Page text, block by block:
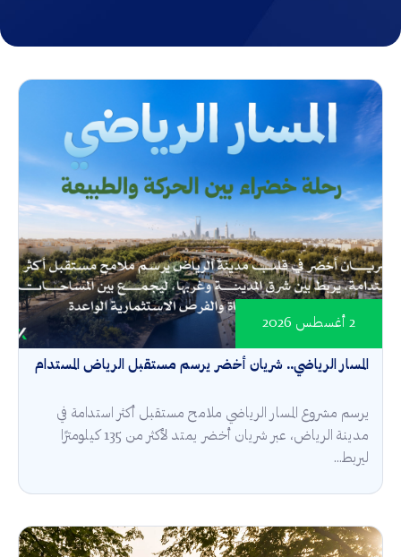
المسار الرياضي.. شريان أخضر يرسم مستقبل الرياض المستدام
2 أغسطس 2026
يرسم مشروع المسار الرياضي ملامح مستقبل أكثر استدامة في
مدينة الرياض، عبر شريان أخضر يمتد لأكثر من 135 كيلومترًا
ليربط...